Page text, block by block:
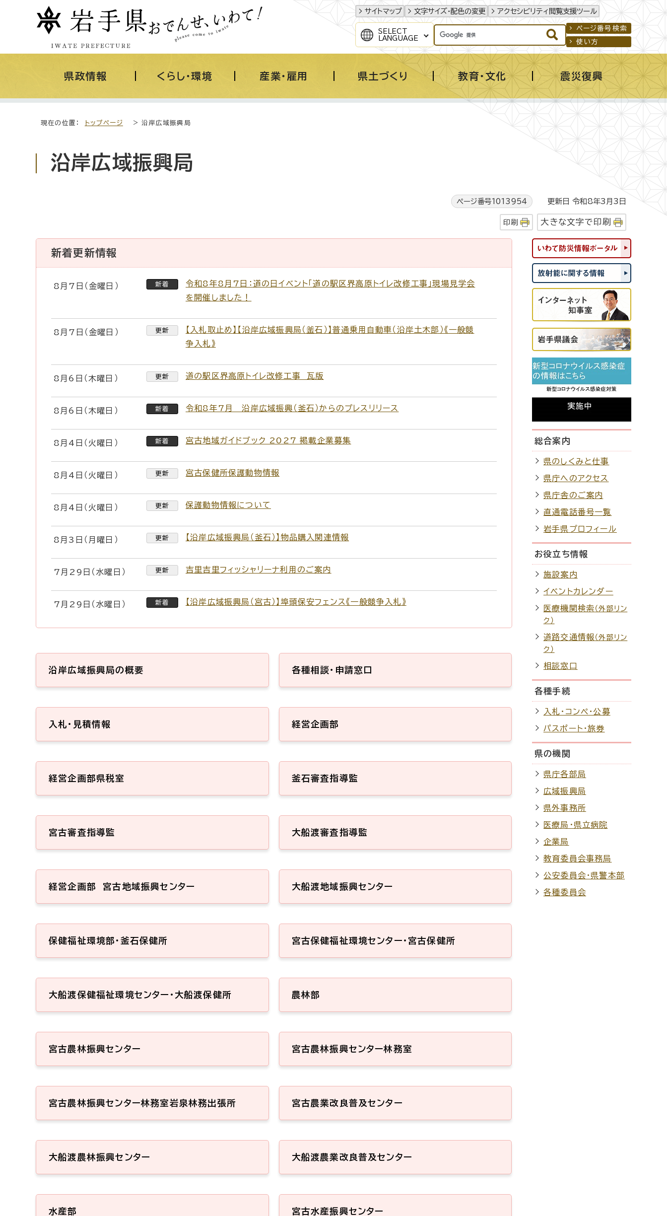
サイトマップ 文字サイズ・配色の変更 アクセシビリティ閲覧支援ツール
SELECT
LANGUAGE
ページ番号検索
使い方
県政情報 くらし・環境 産業・雇用 県土づくり 教育・文化 震災復興
現在の位置： トップページ > 沿岸広域振興局
沿岸広域振興局
ページ番号1013954 更新日 令和8年3月3日
印刷 大きな文字で印刷
新着更新情報
8月7日（金曜日） 新着
令和8年8月7日：道の日イベント「道の駅区界高原トイレ改修工事」現場見学会
を開催しました！
8月7日（金曜日） 更新
【入札取止め】【沿岸広域振興局（釜石）】普通乗用自動車（沿岸土木部）《一般競
争入札》
8月6日（木曜日） 更新 道の駅区界高原トイレ改修工事 瓦版
8月6日（木曜日） 新着 令和8年7月 沿岸広域振興（釜石）からのプレスリリース
8月4日（火曜日） 新着 宮古地域ガイドブック 2027 掲載企業募集
8月4日（火曜日） 更新 宮古保健所保護動物情報
8月4日（火曜日） 更新 保護動物情報について
8月3日（月曜日） 更新 【沿岸広域振興局（釜石）】物品購入関連情報
7月29日（水曜日） 更新 吉里吉里フィッシャリーナ利用のご案内
7月29日（水曜日） 新着 【沿岸広域振興局（宮古）】埠頭保安フェンス《一般競争入札》
沿岸広域振興局の概要 各種相談・申請窓口
入札・見積情報 経営企画部
経営企画部県税室 釜石審査指導監
宮古審査指導監 大船渡審査指導監
経営企画部 宮古地域振興センター 大船渡地域振興センター
保健福祉環境部・釜石保健所 宮古保健福祉環境センター・宮古保健所
大船渡保健福祉環境センター・大船渡保健所 農林部
宮古農林振興センター 宮古農林振興センター林務室
宮古農林振興センター林務室岩泉林務出張所 宮古農業改良普及センター
大船渡農林振興センター 大船渡農業改良普及センター
水産部 宮古水産振興センター
総合案内
県のしくみと仕事
県庁へのアクセス
県庁舎のご案内
直通電話番号一覧
岩手県プロフィール
お役立ち情報
施設案内
イベントカレンダー
医療機関検索 （外部リン
ク）
道路交通情報 （外部リン
ク）
相談窓口
各種手続
入札・コンペ・公募
パスポート・旅券
県の機関
県庁各部局
広域振興局
県外事務所
医療局・県立病院
企業局
教育委員会事務局
公安委員会・県警本部
各種委員会